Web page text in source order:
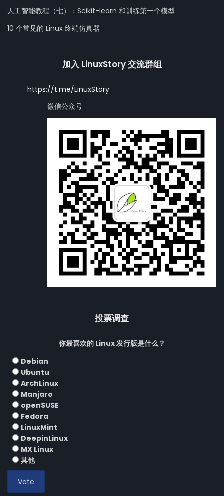
人工智能教程（七）：Scikit-learn 和训练第一个模型
10 个常见的 Linux 终端仿真器
加入 LinuxStory 交流群组
https://t.me/LinuxStory
微信公众号
投票调查
你最喜欢的 Linux 发行版是什么？
Debian
Ubuntu
ArchLinux
Manjaro
openSUSE
Fedora
LinuxMint
DeepinLinux
MX Linux
其他